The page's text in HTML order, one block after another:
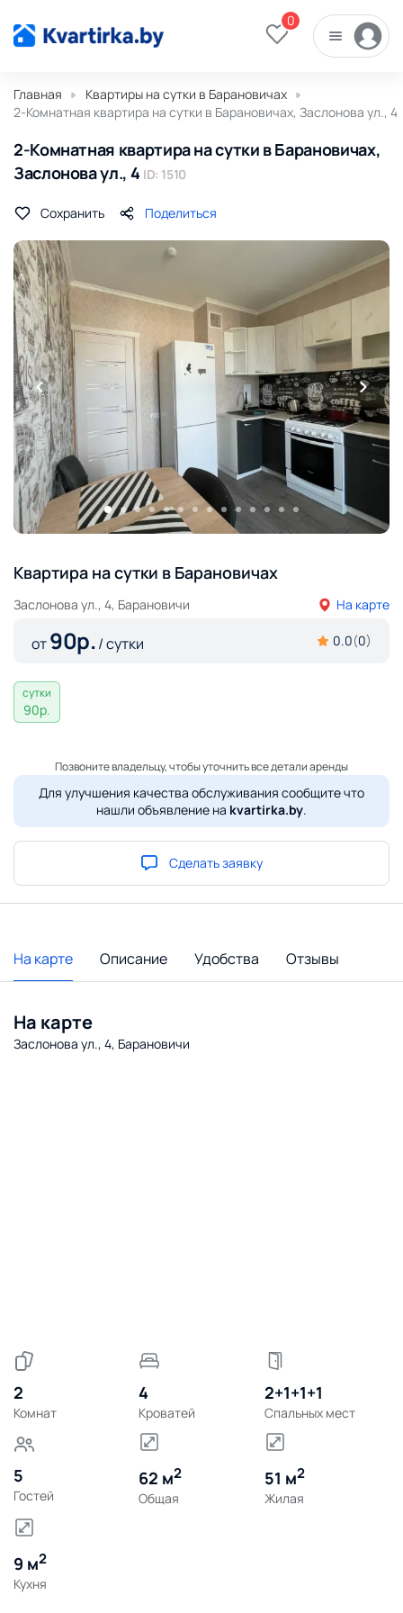
0
Главная
Квартиры на сутки в Барановичах
2-Комнатная квартира на сутки в Барановичах, Заслонова ул., 4
2-Комнатная квартира на сутки в Барановичах,
Заслонова ул., 4 ID: 1510
Сохранить Поделиться
Квартира на сутки в Барановичах
Заслонова ул., 4, Барановичи На карте
от90р./ сутки 0.0(0)
сутки
90р.
Позвоните владельцу, чтобы уточнить все детали аренды
Для улучшения качества обслуживания сообщите что
нашли объявление на kvartirka.by.
Сделать заявку
На карте Описание Удобства Отзывы
2
Комнат
4
Кроватей
2+1+1+1
Спальных мест
5
Гостей
62 м2
Общая
51 м2
Жилая
9 м2
Кухня
На карте
Заслонова ул., 4, Барановичи